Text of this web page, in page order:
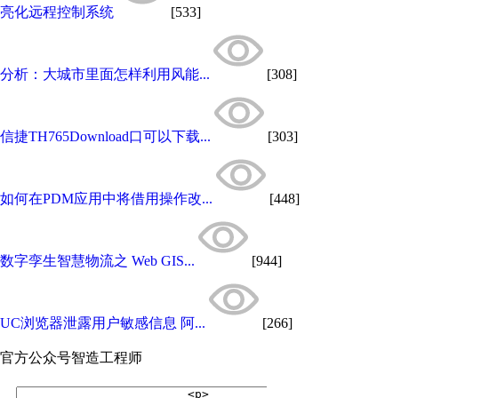
亮化远程控制系统 [533]
分析：大城市里面怎样利用风能... [308]
信捷TH765Download口可以下载... [303]
如何在PDM应用中将借用操作改... [448]
数字孪生智慧物流之 Web GIS... [944]
UC浏览器泄露用户敏感信息 阿... [266]
官方公众号智造工程师